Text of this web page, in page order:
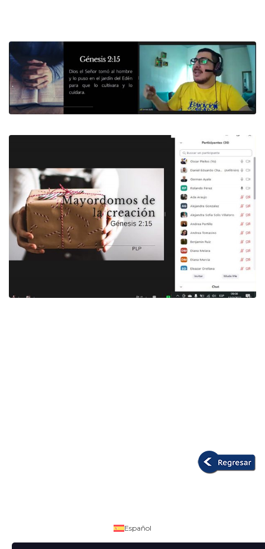
Español